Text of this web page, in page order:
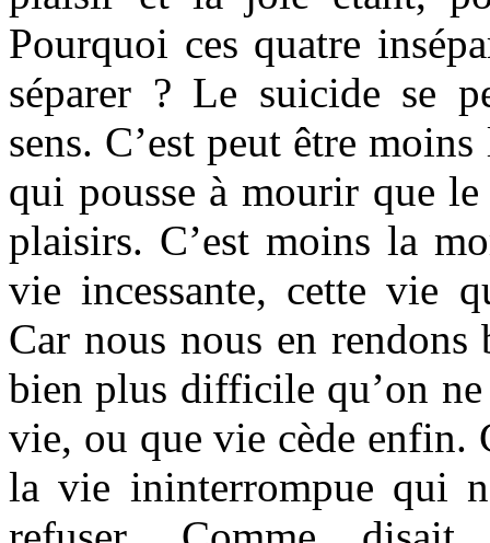
Pourquoi ces quatre
séparer ? Le suicide se
sens. C’est peut être
qui pousse à mourir que
plaisirs. C’est moins la
vie incessante, cette vie
Car nous nous en
bien plus difficile qu’on
vie, ou que vie cède enfin.
la vie ininterrompue qui